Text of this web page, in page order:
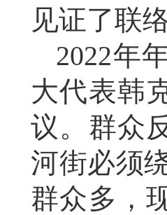
见证了联
2022年
大代表韩
议。群众
河街必须
群众多，